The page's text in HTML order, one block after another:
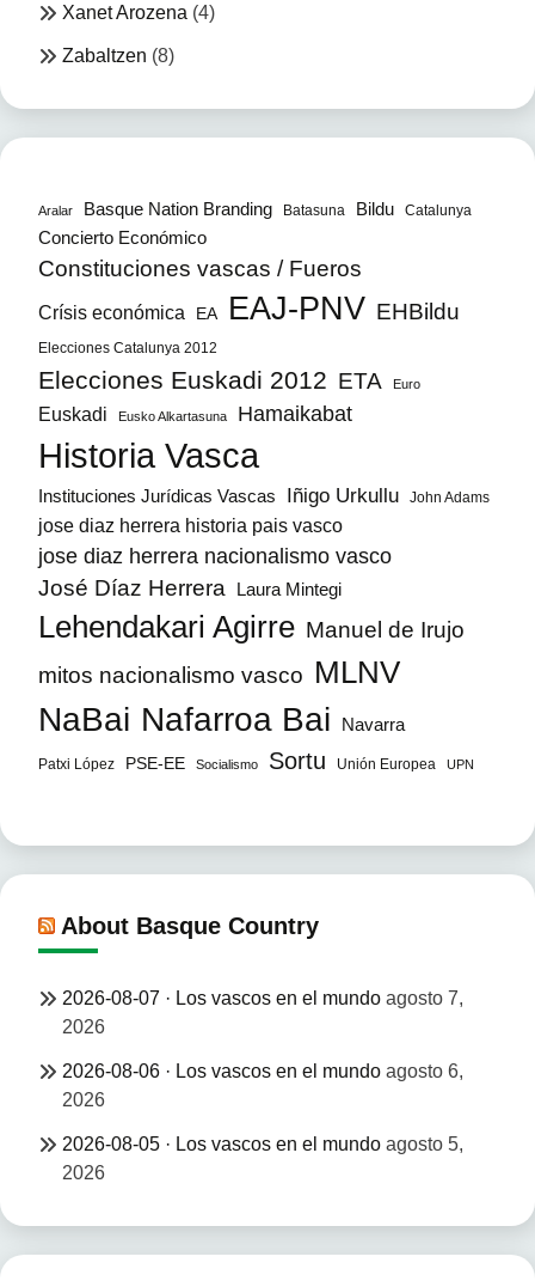
Xanet Arozena (4)
Zabaltzen (8)
Aralar Basque Nation Branding Batasuna Bildu Catalunya
Concierto Económico
Constituciones vascas / Fueros
Crísis económica EA EAJ-PNV EHBildu
Elecciones Catalunya 2012
Elecciones Euskadi 2012 ETA Euro
Euskadi Eusko Alkartasuna Hamaikabat
Historia Vasca
Instituciones Jurídicas Vascas Iñigo Urkullu John Adams
jose diaz herrera historia pais vasco
jose diaz herrera nacionalismo vasco
José Díaz Herrera Laura Mintegi
Lehendakari Agirre Manuel de Irujo
mitos nacionalismo vasco MLNV
NaBai Nafarroa Bai Navarra
Patxi López PSE-EE Socialismo Sortu Unión Europea UPN
About Basque Country
2026-08-07 · Los vascos en el mundo agosto 7,
2026
2026-08-06 · Los vascos en el mundo agosto 6,
2026
2026-08-05 · Los vascos en el mundo agosto 5,
2026